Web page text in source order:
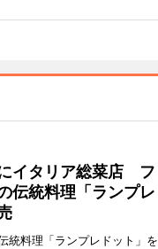
イタリア総菜店 フ
伝統料理「ランプレ
統料理「ランプレドット」を